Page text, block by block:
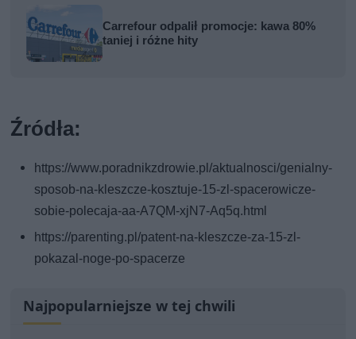
Carrefour odpalił promocje: kawa 80%
taniej i różne hity
Źródła:
https://www.poradnikzdrowie.pl/aktualnosci/genialny-
sposob-na-kleszcze-kosztuje-15-zl-spacerowicze-
sobie-polecaja-aa-A7QM-xjN7-Aq5q.html
https://parenting.pl/patent-na-kleszcze-za-15-zl-
pokazal-noge-po-spacerze
Najpopularniejsze w tej chwili